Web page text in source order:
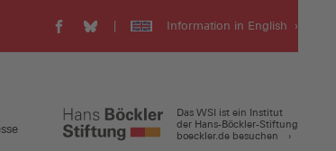
WSI
auf
einem
neuen
WSI
auf
einem
neuen
Information in English
Visit
our
(Öffnet
in
einem
Das WSI ist ein Institut
der Hans-Böckler-Stiftung
boeckler.de besuchen